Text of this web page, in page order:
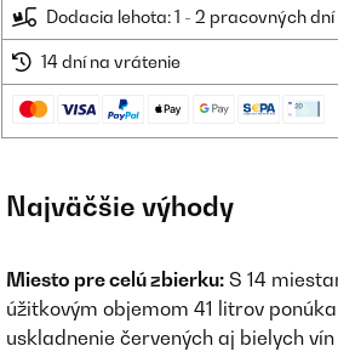
Dodacia lehota: 1 - 2 pracovných dní
14 dní na vrátenie
Najväčšie výhody
Miesto pre celú zbierku: S 14
úžitkovým objemom 41 litrov
uskladnenie červených aj bielych